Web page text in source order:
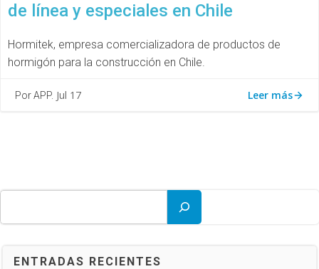
de línea y especiales en Chile
Hormitek, empresa comercializadora de productos de
hormigón para la construcción en Chile.
Por APP. Jul 17 Leer más
ENTRADAS RECIENTES